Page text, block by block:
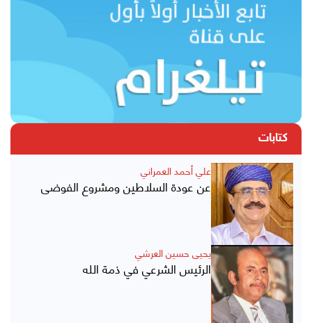
كتابات
علي أحمد العمراني
عن عودة السلاطين ومشروع الفوضى
يحيى حسين العرشي
الرئيس الشرعي في ذمة الله